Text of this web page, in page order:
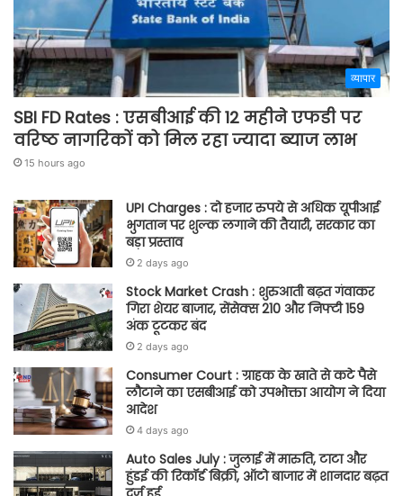
व्यापार
SBI FD Rates : एसबीआई की 12 महीने एफडी पर
वरिष्ठ नागरिकों को मिल रहा ज्यादा ब्याज लाभ
15 hours ago
UPI Charges : दो हजार रुपये से अधिक यूपीआई
भुगतान पर शुल्क लगाने की तैयारी, सरकार का
बड़ा प्रस्ताव
2 days ago
Stock Market Crash : शुरुआती बढ़त गंवाकर
गिरा शेयर बाजार, सेंसेक्स 210 और निफ्टी 159
अंक टूटकर बंद
2 days ago
Consumer Court : ग्राहक के खाते से कटे पैसे
लौटाने का एसबीआई को उपभोक्ता आयोग ने दिया
आदेश
4 days ago
Auto Sales July : जुलाई में मारुति, टाटा और
हुंडई की रिकॉर्ड बिक्री, ऑटो बाजार में शानदार बढ़त